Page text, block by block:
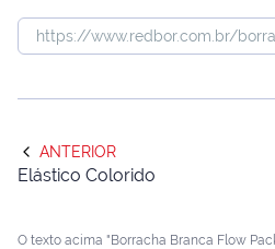
ANTERIOR
Elástico Colorido
O texto acima "Borracha Branca Flow